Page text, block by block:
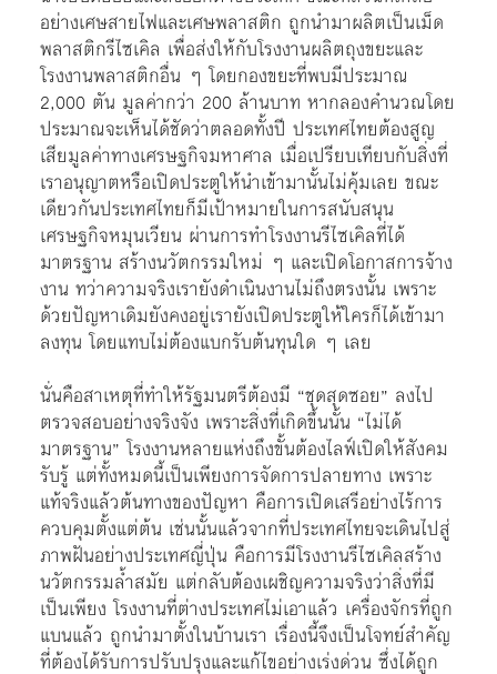
อย่างเศษสายไฟและเศษพลาสติก ถูกนำมาผลิตเป็นเม็ด
พลาสติกรีไซเคิล เพื่อส่งให้กับโรงงานผลิตถุงขยะและ
โรงงานพลาสติกอื่น ๆ โดยกองขยะที่พบมีประมาณ
2,000 ตัน มูลค่ากว่า 200 ล้านบาท หากลองคำนวณโดย
ประมาณจะเห็นได้ชัดว่าตลอดทั้งปี ประเทศไทยต้องสูญ
เสียมูลค่าทางเศรษฐกิจมหาศาล เมื่อเปรียบเทียบกับสิ่งที่
เราอนุญาตหรือเปิดประตูให้นำเข้ามานั้นไม่คุ้มเลย ขณะ
เดียวกันประเทศไทยก็มีเป้าหมายในการสนับสนุน
เศรษฐกิจหมุนเวียน ผ่านการทำโรงงานรีไซเคิลที่ได้
มาตรฐาน สร้างนวัตกรรมใหม่ ๆ และเปิดโอกาสการจ้าง
งาน ทว่าความจริงเรายังดำเนินงานไม่ถึงตรงนั้น เพราะ
ด้วยปัญหาเดิมยังคงอยู่เรายังเปิดประตูให้ใครก็ได้เข้ามา
ลงทุน โดยแทบไม่ต้องแบกรับต้นทุนใด ๆ เลย
นั่นคือสาเหตุที่ทำให้รัฐมนตรีต้องมี “ชุดสุดซอย” ลงไป
ตรวจสอบอย่างจริงจัง เพราะสิ่งที่เกิดขึ้นนั้น “ไม่ได้
มาตรฐาน” โรงงานหลายแห่งถึงขั้นต้องไลฟ์เปิดให้สังคม
รับรู้ แต่ทั้งหมดนี้เป็นเพียงการจัดการปลายทาง เพราะ
แท้จริงแล้วต้นทางของปัญหา คือการเปิดเสรีอย่างไร้การ
ควบคุมตั้งแต่ต้น เช่นนั้นแล้วจากที่ประเทศไทยจะเดินไปสู่
ภาพฝันอย่างประเทศญี่ปุ่น คือการมีโรงงานรีไซเคิลสร้าง
นวัตกรรมล้ำสมัย แต่กลับต้องเผชิญความจริงว่าสิ่งที่มี
เป็นเพียง โรงงานที่ต่างประเทศไม่เอาแล้ว เครื่องจักรที่ถูก
แบนแล้ว ถูกนำมาตั้งในบ้านเรา เรื่องนี้จึงเป็นโจทย์สำคัญ
ที่ต้องได้รับการปรับปรุงและแก้ไขอย่างเร่งด่วน ซึ่งได้ถูก